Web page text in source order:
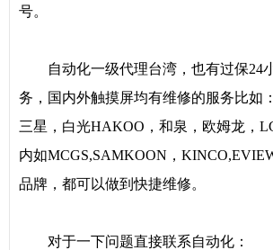
号。
自动化一级代理台湾，也有过保24
务，国内外触摸屏均有维修的服务比如
三星，白光HAKOO，和泉，欧姆龙，
内如MCGS,SAMKOON，
品牌，都可以做到快捷维修。
对于一下问题直接联系自动化：